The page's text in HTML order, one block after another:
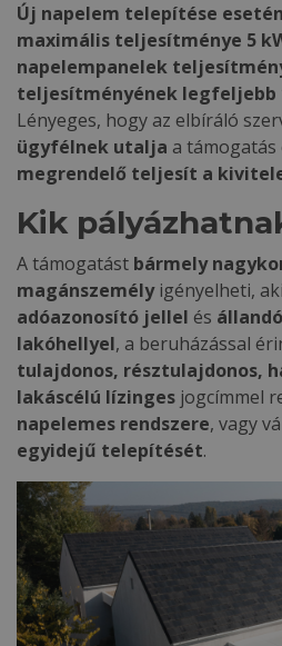
Új napelem telepítése esetén
maximális teljesítménye 5
napelempanelek
teljesítményének legfeljebb
Lényeges, hogy az elbíráló
ügyfélnek utalja a támogatás
megrendelő teljesít a
Kik
A támogatást bármely
magánszemélyigényelheti, aki
adóazonosító jellel és
lakóhellyel, a beruházással
tulajdonos, résztulajdonos,
lakáscélú lízinges jogcímmel
napelemes rendszere, vagy
egyidejű telepítését.